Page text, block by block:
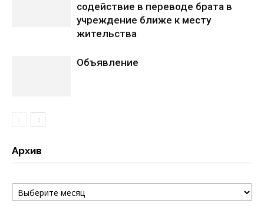
содействие в переводе брата в
учреждение ближе к месту
жительства
Объявление
Архив
Архив